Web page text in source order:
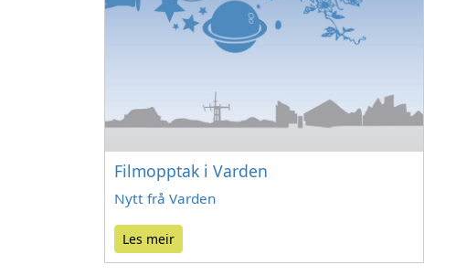
Filmopptak i Varden
Nytt frå Varden
Les meir